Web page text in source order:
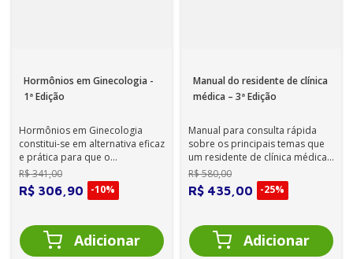
Hormônios em Ginecologia -
1ª Edição
Hormônios em Ginecologia
constitui-se em alternativa eficaz
e prática para que o
ginecologista e obstetra se
atualize se...
R$341,00
R$ 306 90 -10%
Manual do residente de clínica
médica – 3ª Edição
Manual para consulta rápida
sobre os principais temas que
um residente de clínica médica,
um interno e outros médicos
po...
R$580,00
R$ 435 00 -25%